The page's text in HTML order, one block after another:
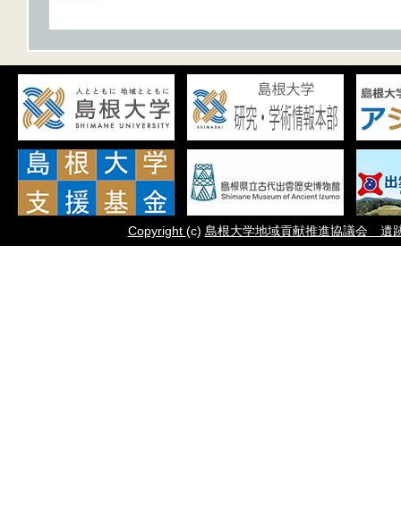
Copyright (c) 島根大学地域貢献推進協議会 遺